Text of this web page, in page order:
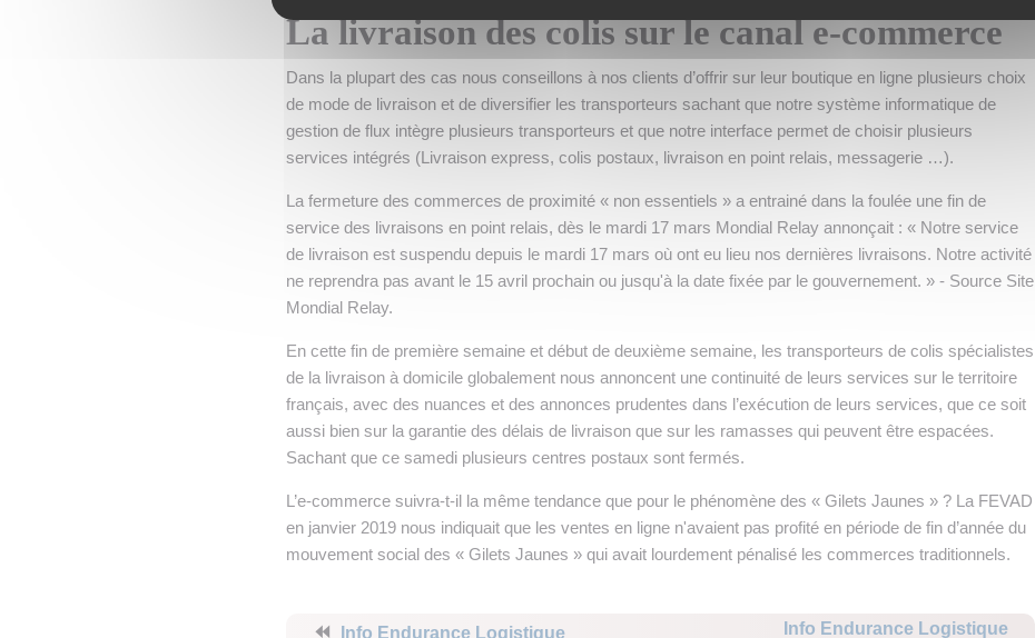
La livraison des colis sur le canal e-commerce
Dans la plupart des cas nous conseillons à nos clients d’offrir sur leur boutique en ligne plusieurs choix
de mode de livraison et de diversifier les transporteurs sachant que notre système informatique de
gestion de flux intègre plusieurs transporteurs et que notre interface permet de choisir plusieurs
services intégrés (Livraison express, colis postaux, livraison en point relais, messagerie …).
La fermeture des commerces de proximité « non essentiels » a entrainé dans la foulée une fin de
service des livraisons en point relais, dès le mardi 17 mars Mondial Relay annonçait : « Notre service
de livraison est suspendu depuis le mardi 17 mars où ont eu lieu nos dernières livraisons. Notre activité
ne reprendra pas avant le 15 avril prochain ou jusqu'à la date fixée par le gouvernement. » - Source Site
Mondial Relay.
En cette fin de première semaine et début de deuxième semaine, les transporteurs de colis spécialistes
de la livraison à domicile globalement nous annoncent une continuité de leurs services sur le territoire
français, avec des nuances et des annonces prudentes dans l’exécution de leurs services, que ce soit
aussi bien sur la garantie des délais de livraison que sur les ramasses qui peuvent être espacées.
Sachant que ce samedi plusieurs centres postaux sont fermés.
L’e-commerce suivra-t-il la même tendance que pour le phénomène des « Gilets Jaunes » ? La FEVAD
en janvier 2019 nous indiquait que les ventes en ligne n'avaient pas profité en période de fin d’année du
mouvement social des « Gilets Jaunes » qui avait lourdement pénalisé les commerces traditionnels.
⏪
Info Endurance Logistique
Info Endurance Logistique